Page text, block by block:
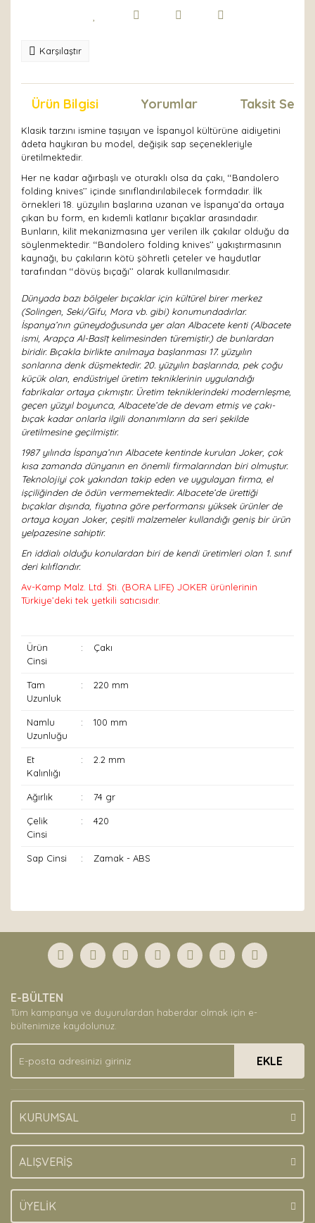
Karşılaştır
Ürün Bilgisi Yorumlar Taksit
Klasik tarzını ismine taşıyan ve İspanyol kültürüne aidiyetini
âdeta haykıran bu model, değişik sap seçenekleriyle
üretilmektedir.
Her ne kadar ağırbaşlı ve oturaklı olsa da çakı, ‘‘Bandolero
folding knives’’ içinde sınıflandırılabilecek formdadır. İlk
örnekleri 18. yüzyılın başlarına uzanan ve İspanya’da ortaya
çıkan bu form, en kıdemli katlanır bıçaklar arasındadır.
Bunların, kilit mekanizmasına yer verilen ilk çakılar olduğu da
söylenmektedir. ‘‘Bandolero folding knives’’ yakıştırmasının
kaynağı, bu çakıların kötü şöhretli çeteler ve haydutlar
tarafından ‘‘dövüş bıçağı’’ olarak kullanılmasıdır.
Dünyada bazı bölgeler bıçaklar için kültürel birer merkez
(Solingen, Seki/Gifu, Mora vb. gibi) konumundadırlar.
İspanya’nın güneydoğusunda yer alan Albacete kenti (Albacete
ismi, Arapça Al-Basīṭ kelimesinden türemiştir.) de bunlardan
biridir. Bıçakla birlikte anılmaya başlanması 17. yüzyılın
sonlarına denk düşmektedir. 20. yüzyılın başlarında, pek çoğu
küçük olan, endüstriyel üretim tekniklerinin uygulandığı
fabrikalar ortaya çıkmıştır. Üretim tekniklerindeki modernleşme,
geçen yüzyıl boyunca, Albacete’de de devam etmiş ve çakı-
bıçak kadar onlarla ilgili donanımların da seri şekilde
üretilmesine geçilmiştir.
1987 yılında İspanya’nın Albacete kentinde kurulan Joker, çok
kısa zamanda dünyanın en önemli firmalarından biri olmuştur.
Teknolojiyi çok yakından takip eden ve uygulayan firma, el
işçiliğinden de ödün vermemektedir. Albacete’de ürettiği
bıçaklar dışında, fiyatına göre performansı yüksek ürünler de
ortaya koyan Joker, çeşitli malzemeler kullandığı geniş bir ürün
yelpazesine sahiptir.
En iddialı olduğu konulardan biri de kendi üretimleri olan 1. sınıf
deri kılıflarıdır.
Av-Kamp Malz. Ltd. Şti. (BORA LIFE) JOKER ürünlerinin
Türkiye’deki tek yetkili satıcısıdır.
Ürün
Cinsi
: Çakı
Tam
Uzunluk
: 220 mm
Namlu
Uzunluğu
: 100 mm
Et
Kalınlığı
: 2.2 mm
Ağırlık : 74 gr
Çelik
Cinsi
: 420
Sap Cinsi : Zamak - ABS
Yorum Yaz
formunu kullanarak tarafımıza iletebilirsiniz.
Görüş ve önerileriniz için teşekkür ederiz.
Ürün açıklamasında eksik bilgiler bulunuyor.
Ürün bilgilerinde hatalar bulunuyor.
Ürün fiyatı diğer sitelerden daha pahalı.
Bu ürüne benzer farklı alternatifler olmalı.
E-BÜLTEN
Tüm kampanya ve duyurulardan haberdar olmak için e-
bültenimize kaydolunuz.
EKLE
KURUMSAL
ALIŞVERİŞ
ÜYELİK